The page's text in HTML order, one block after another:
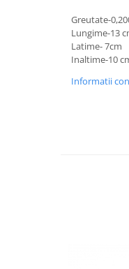
Tablou si sigurante
Scule / utile / sonerii/
Scule / utile / sonerii/
Adezivi si benzi
Greutate-
Lungime-13
Latime- 7cm
Inaltime-10
Informatii